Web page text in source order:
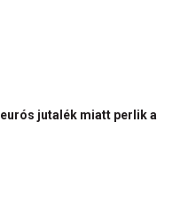
jutalék miatt perlik a